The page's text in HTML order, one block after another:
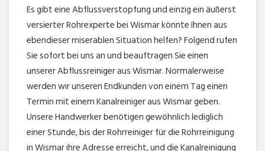
Es gibt eine Abflussverstopfung und einzig ein äußerst
versierter Rohrexperte bei Wismar könnte Ihnen aus
ebendieser miserablen Situation helfen? Folgend rufen
Sie sofort bei uns an und beauftragen Sie einen
unserer Abflussreiniger aus Wismar. Normalerweise
werden wir unseren Endkunden von einem Tag einen
Termin mit einem Kanalreiniger aus Wismar geben.
Unsere Handwerker benötigen gewöhnlich lediglich
einer Stunde, bis der Rohrreiniger für die Rohrreinigung
in Wismar ihre Adresse erreicht, und die Kanalreinigung